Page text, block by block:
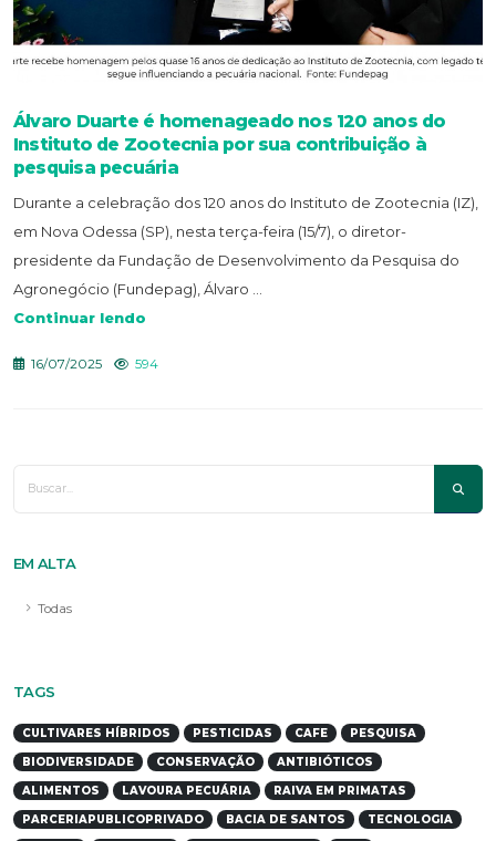
Álvaro Duarte é homenageado nos 120 anos do
Instituto de Zootecnia por sua contribuição à
pesquisa pecuária
Durante a celebração dos 120 anos do Instituto de Zootecnia (IZ),
em Nova Odessa (SP), nesta terça-feira (15/7), o diretor-
presidente da Fundação de Desenvolvimento da Pesquisa do
Agronegócio (Fundepag), Álvaro ...
Continuar lendo
16/07/2025 594
EM ALTA
Todas
TAGS
CULTIVARES HÍBRIDOS PESTICIDAS CAFE PESQUISA
BIODIVERSIDADE CONSERVAÇÃO ANTIBIÓTICOS
ALIMENTOS LAVOURA PECUÁRIA RAIVA EM PRIMATAS
PARCERIAPUBLICOPRIVADO BACIA DE SANTOS TECNOLOGIA